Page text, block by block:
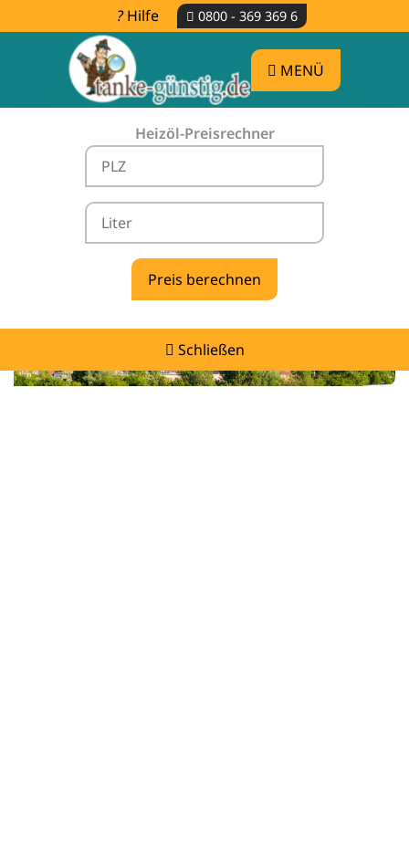
Hilfe 0800 - 369 369 6
MENÜ
Heizöl-Preisrechner
Schließen
Heizölpreise Aitrach -
vergleichen & günstig tanken